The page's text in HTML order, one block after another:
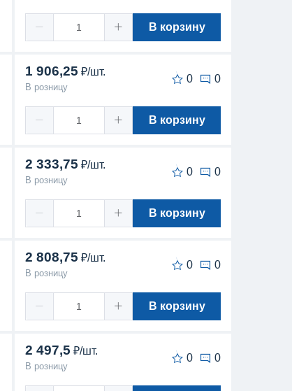
В корзину
1 906,25 ₽/шт.
В розницу
0 0
В корзину
2 333,75 ₽/шт.
В розницу
0 0
В корзину
2 808,75 ₽/шт.
В розницу
0 0
В корзину
2 497,5 ₽/шт.
В розницу
0 0